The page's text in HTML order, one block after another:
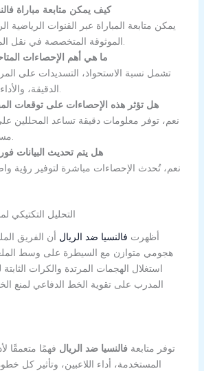
كيف يمكن متابعة مباراة
يمكن متابعة المباراة عبر القنوات الرياضية
الموثوقة المتخصصة في نقل المباريات مباشرة.
ما هي أهم الإحصاءات
تشمل نسبة الاستحواذ، التسديدات على
الدقيقة، والأداء الفردي للاعبين.
هل تؤثر هذه الإحصاءات على توقعات
نعم، توفر معلومات دقيقة تساعد المحللين
مستقبلية أكثر دقة.
هل يتم تحديث البيانات فور
نعم، تُحدث الإحصاءات مباشرة لتوفير رؤية
التحليل التكتيكي
أظهرت فالنسيا ضد الريال أن الفريق
هجومي متوازن مع السيطرة على وسط
استغلال الهجمات المرتدة والكرات
المدرب على تقوية الخط الدفاعي لمنع
توفر متابعةفالنسيا ضد الريال فهمًا متعمقًا
المستخدمة، أداء اللاعبين، وتأثير كل